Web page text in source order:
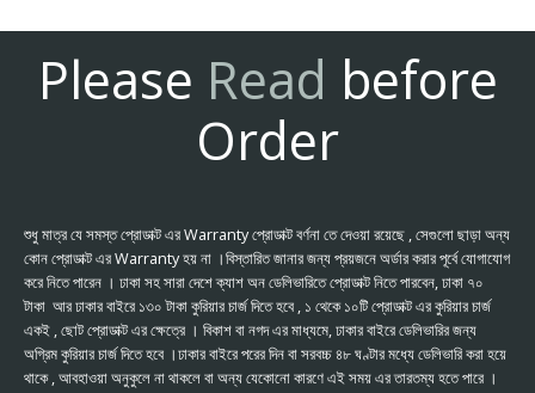
Please Read before
Order
শুধু মাত্র যে সমস্ত প্রোডাক্ট এর Warranty প্রোডাক্ট বর্ণনা তে দেওয়া রয়েছে , সেগুলো ছাড়া অন্য
কোন প্রোডাক্ট এর Warranty হয় না ।বিস্তারিত জানার জন্য প্রয়জনে অর্ডার করার পূর্বে যোগাযোগ
করে নিতে পারেন । ঢাকা সহ সারা দেশে ক্যাশ অন ডেলিভারিতে প্রোডাক্ট নিতে পারবেন, ঢাকা ৭০
টাকা আর ঢাকার বাইরে ১৩০ টাকা কুরিয়ার চার্জ দিতে হবে , ১ থেকে ১০টি প্রোডাক্ট এর কুরিয়ার চার্জ
একই , ছোট প্রোডাক্ট এর ক্ষেত্রে । বিকাশ বা নগদ এর মাধ্যমে, ঢাকার বাইরে ডেলিভারির জন্য
অগ্রিম কুরিয়ার চার্জ দিতে হবে ।ঢাকার বাইরে পরের দিন বা সরবচ্চ ৪৮ ঘণ্টার মধ্যে ডেলিভারি করা হয়ে
থাকে , আবহাওয়া অনুকুলে না থাকলে বা অন্য যেকোনো কারণে এই সময় এর তারতম্য হতে পারে ।